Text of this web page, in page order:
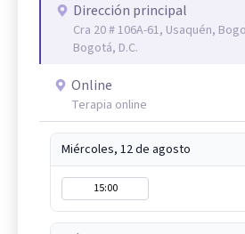
Dirección principal
Cra 20 # 106A-61, Usaquén,
Bogotá, D.C.
Online
Terapia online
Miércoles, 12 de agosto
15:00